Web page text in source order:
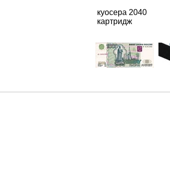
куосера 2040
картридж